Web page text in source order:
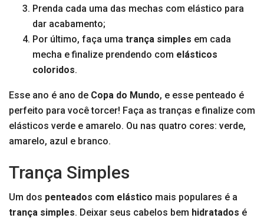
Prenda cada uma das mechas com elástico para
dar acabamento;
Por último, faça uma trança simples em cada
mecha e finalize prendendo com elásticos
coloridos.
Esse ano é ano de Copa do Mundo, e esse penteado é
perfeito para você torcer! Faça as tranças e finalize com
elásticos verde e amarelo. Ou nas quatro cores: verde,
amarelo, azul e branco.
Trança Simples
Um dos penteados com elástico mais populares é a
trança simples. Deixar seus cabelos bem hidratados é